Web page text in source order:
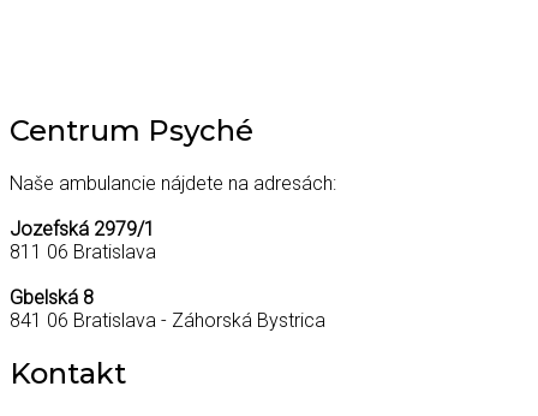
Centrum Psyché
Naše ambulancie nájdete na adresách:
Jozefská 2979/1
811 06 Bratislava
Gbelská 8
841 06 Bratislava - Záhorská Bystrica
Kontakt